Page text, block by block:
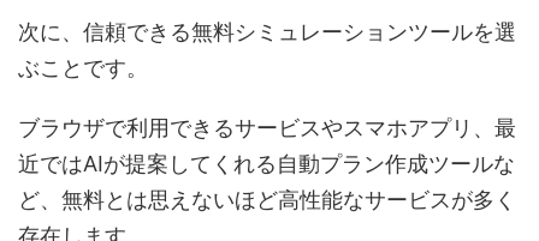
次に、信頼できる無料シミュレーションツールを選
ぶことです。
ブラウザで利用できるサービスやスマホアプリ、最
近ではAIが提案してくれる自動プラン作成ツールな
ど、無料とは思えないほど高性能なサービスが多く
存在します。